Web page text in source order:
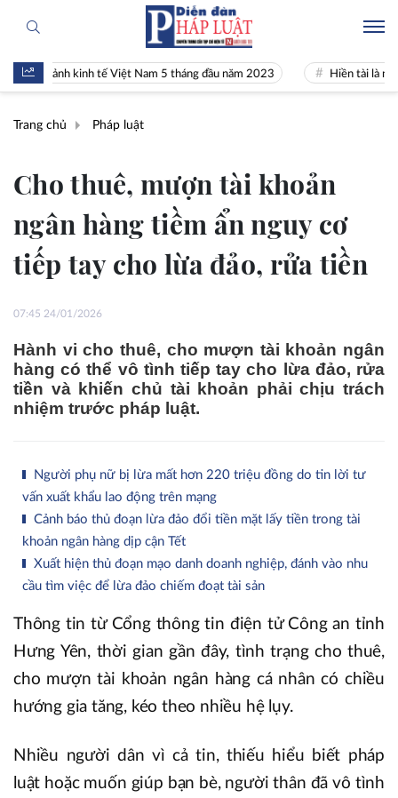
cảnh kinh tế Việt Nam 5 tháng đầu năm 2023 Hiền tài là nguyên khí
Trang chủ Pháp luật
Cho thuê, mượn tài khoản
ngân hàng tiềm ẩn nguy cơ
tiếp tay cho lừa đảo, rửa tiền
07:45 24/01/2026
Hành vi cho thuê, cho mượn tài khoản ngân
hàng có thể vô tình tiếp tay cho lừa đảo, rửa
tiền và khiến chủ tài khoản phải chịu trách
nhiệm trước pháp luật.
Người phụ nữ bị lừa mất hơn 220 triệu đồng do tin lời tư
vấn xuất khẩu lao động trên mạng
Cảnh báo thủ đoạn lừa đảo đổi tiền mặt lấy tiền trong tài
khoản ngân hàng dịp cận Tết
Xuất hiện thủ đoạn mạo danh doanh nghiệp, đánh vào nhu
cầu tìm việc để lừa đảo chiếm đoạt tài sản
Thông tin từ Cổng thông tin điện tử Công an tỉnh
Hưng Yên, thời gian gần đây, tình trạng cho thuê,
cho mượn tài khoản ngân hàng cá nhân có chiều
hướng gia tăng, kéo theo nhiều hệ lụy.
Nhiều người dân vì cả tin, thiếu hiểu biết pháp
luật hoặc muốn giúp bạn bè, người thân đã vô tình